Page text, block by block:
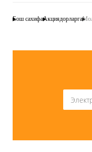
Бош сахифаАкциядорларга